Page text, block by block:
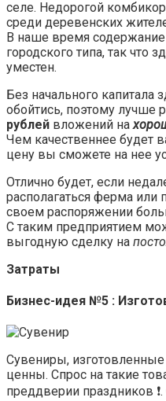
селе. Недорогой
среди деревенских
В наше время
городского типа, так что
уместен.
Без начального капитала
обойтись, поэтому лучше
рублей вложений на
Чем качественнее будет
цену вы сможете на нее
Отлично будет, если
располагаться ферма или
своем распоряжении
С таким предприятием
выгодную сделку на
Затраты
Бизнес-идея №5 :
Сувениры,
ценны. Спрос на такие
преддверии праздников